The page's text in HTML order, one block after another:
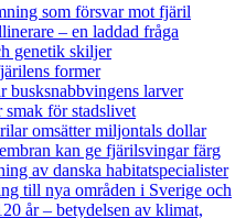
som försvar mot fjäril
– en laddad fråga
genetik skiljer
former
busksnabbvingens larver
för stadslivet
omsätter miljontals dollar
kan ge fjärilsvingar färg
av danska habitatspecialister
till nya områden i Sverige och
år– betydelsen av klimat,